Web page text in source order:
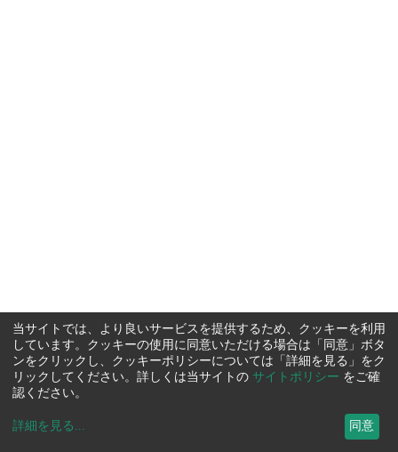
当サイトでは、より良いサービスを提供するため、クッキーを利用
しています。クッキーの使用に同意いただける場合は「同意」ボタ
ンをクリックし、クッキーポリシーについては「詳細を見る」をク
リックしてください。詳しくは当サイトの サイトポリシー をご確
認ください。
詳細を見る ... 同意